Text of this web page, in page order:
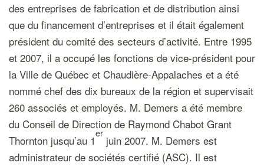
des entreprises de fabrication et de distribution ainsi
que du financement d’entreprises et il était également
président du comité des secteurs d’activité. Entre 1995
et 2007, il a occupé les fonctions de vice-président pour
la Ville de Québec et Chaudière-Appalaches et a été
nommé chef des dix bureaux de la région et supervisait
260 associés et employés. M. Demers a été membre
du Conseil de Direction de Raymond Chabot Grant
Thornton jusqu’au 1
er
juin 2007. M. Demers est
administrateur de sociétés certifié (ASC). Il est